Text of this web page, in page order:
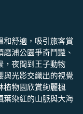
和舒適，吸引旅客賞
浦公園爭奇鬥豔、
，夜間到王子動物
與光影交織出的視覺
植物園欣賞絢麗楓
葉染紅的山脈與大海